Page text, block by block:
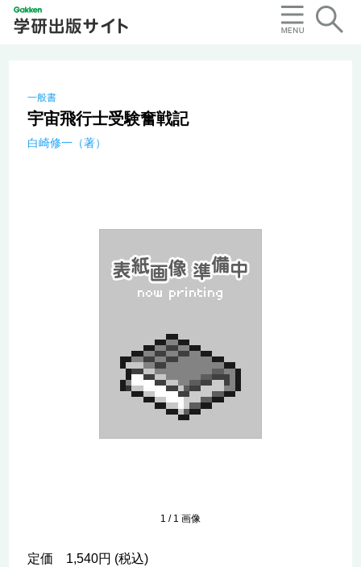
一般書
宇宙飛行士受験奮戦記
白崎修一（著）
1 / 1 画像
定価 1,540円 (税込)